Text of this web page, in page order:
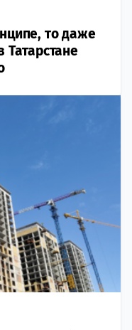
то даже
Татарстане